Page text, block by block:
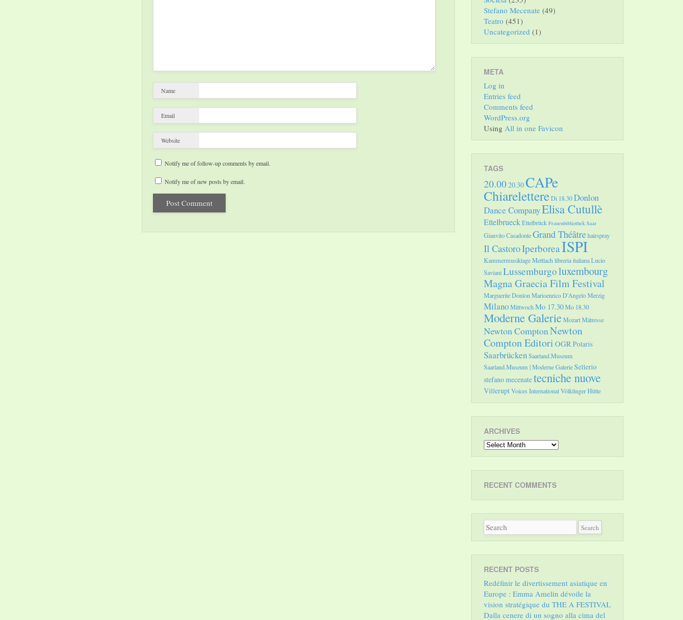
Name
Email
Website
Notify me of follow-up comments by email.
Notify me of new posts by email.
Stefano Mecenate (49)
Teatro (451)
Uncategorized (1)
META
Log in
Entries feed
Comments feed
WordPress.org
Using All in one Favicon
TAGS
20.00 20.30CAPe
ChiarelettereDi 18.30Donlon
Dance CompanyElisa Cutullè
EttelbrueckEttelbrück Frauenbibliothek Saar
Gianvito CasadonteGrand Théâtrehairspray
Il CastoroIperboreaISPI
Kammermusiktage Mettlachlibreria italianaLucio
SavianiLussemburgoluxembourg
Magna Graecia Film Festival
Marguerite DonlonMarioenrico D'AngeloMerzig
MilanoMittwochMo 17.30Mo 18.30
Moderne GalerieMozartMätresse
Newton ComptonNewton
Compton Editori OGRPolaris
SaarbrückenSaarland.Museum
Saarland.Museum | Moderne GalerieSellerio
stefano mecenatetecniche nuove
VilleruptVoices InternationalVölklinger Hütte
ARCHIVES
Archives
RECENT COMMENTS
RECENT POSTS
Redéfinir le divertissement asiatique en
Europe : Emma Amelin dévoile la
vision stratégique du THE A FESTIVAL
Dalla cenere di un sogno alla cima del